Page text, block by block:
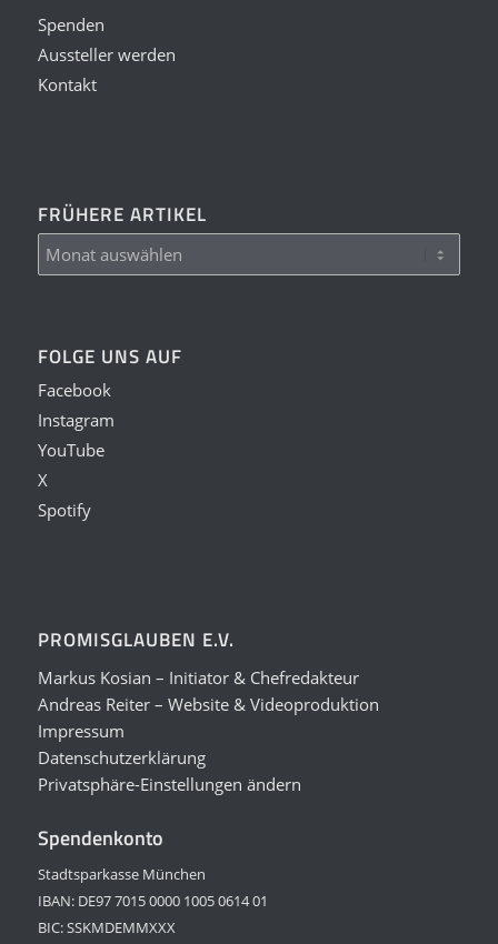
Spenden
Aussteller werden
Kontakt
FRÜHERE ARTIKEL
FOLGE UNS AUF
Facebook
Instagram
YouTube
X
Spotify
PROMISGLAUBEN E.V.
Markus Kosian – Initiator & Chefredakteur
Andreas Reiter – Website & Videoproduktion
Impressum
Datenschutzerklärung
Privatsphäre-Einstellungen ändern
Spendenkonto
Stadtsparkasse München
IBAN: DE97 7015 0000 1005 0614 01
BIC: SSKMDEMMXXX